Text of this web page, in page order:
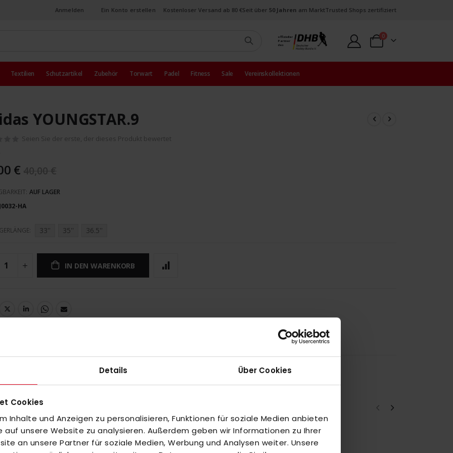
Details Über Cookies
Cookies
Inhalte und Anzeigen zu personalisieren, Funktionen für soziale Medien anbieten
auf unsere Website zu analysieren. Außerdem geben wir Informationen zu Ihrer
an unsere Partner für soziale Medien, Werbung und Analysen weiter. Unsere
Anmelden Ein Konto erstellen Kostenloser Versand ab 80 €Seit über 50 Jahren am MarktTrusted Shops zertifiziert
offizieller
Partner
des
Warenkorb
0Artikel
Textilien Schutzartikel Zubehör Torwart Padel Fitness Sale Vereinskollektionen
YOUNGSTAR.9
Seien Sie der erste, der dieses Produkt bewertet
€
AUF LAGER
HA
33'' 35'' 36.5''
IN DEN WARENKORB
oderAlle auswählen